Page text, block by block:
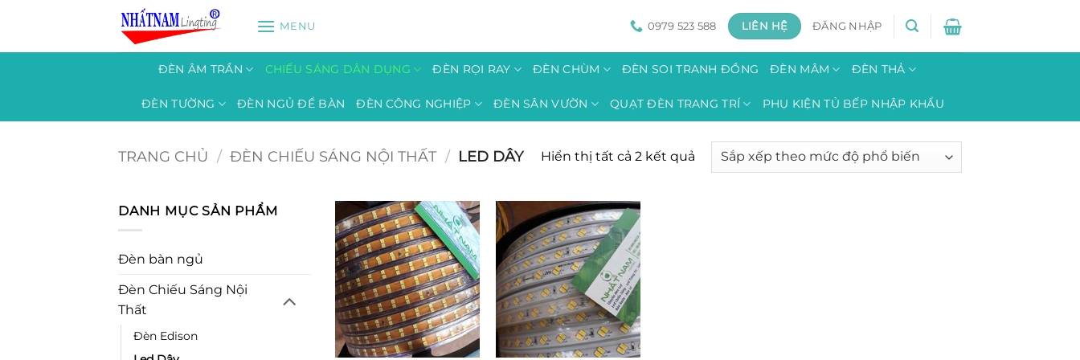
nội
MENU 0979 523 588 LIÊN HỆ ĐĂNG NHẬP
ĐÈN ÂM TRẦN CHIẾU SÁNG DÂN DỤNG ĐÈN RỌI RAY ĐÈN CHÙM ĐÈN SOI TRANH ĐỒNG ĐÈN MÂM ĐÈN THẢ
ĐÈN TƯỜNG ĐÈN NGỦ ĐỂ BÀN ĐÈN CÔNG NGHIỆP ĐÈN SÂN VƯỜN QUẠT ĐÈN TRANG TRÍ PHỤ KIỆN TỦ BẾP NHẬP KHẨU
TRANG CHỦ / ĐÈN CHIẾU SÁNG NỘI THẤT / LED DÂY Hiển thị tất cả 2 kết quảĐã
sắp
DANH MỤC SẢN PHẨM
Đèn bàn ngủ
Đèn Chiếu Sáng Nội
Thất
Đèn Edison